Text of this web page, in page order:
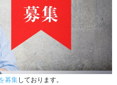
募集しております。